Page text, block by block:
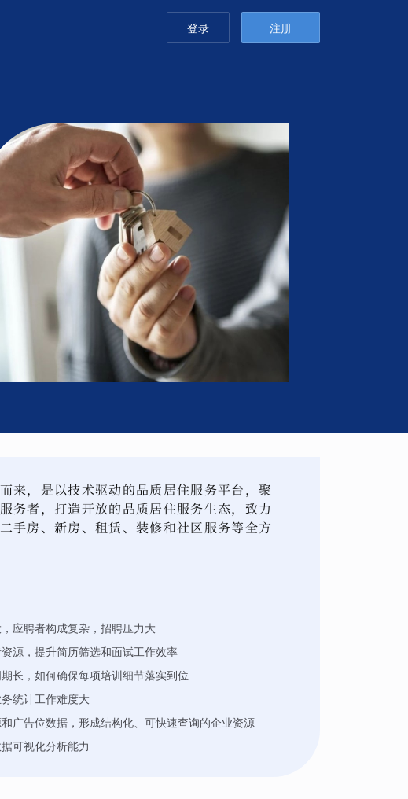
登录 注册
来，是以技术驱动的品质居住服务平台，聚
务者，打造开放的品质居住服务生态，致力
手房、新房、租赁、装修和社区服务等全方
应聘者构成复杂，招聘压力大
源，提升简历筛选和面试工作效率
长，如何确保每项培训细节落实到位
统计工作难度大
广告位数据，形成结构化、可快速查询的企业资源
可视化分析能力